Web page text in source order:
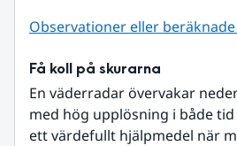
Observationer eller
Få koll på skurarna
En väderradar övervakar
med hög upplösning i både
ett värdefullt hjälpmedel när